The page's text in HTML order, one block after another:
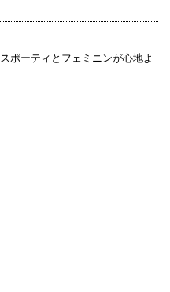
スポーティとフェミニンが心地よ